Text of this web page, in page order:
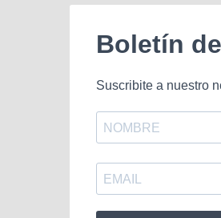
Boletín
Suscribite a nuestro